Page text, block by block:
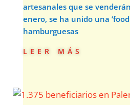
artesanales que se
enero, se ha unido una
hamburguesas
leer más